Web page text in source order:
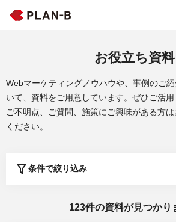
お役立ち資料
Webマーケティングノウハウや、事例のご
いて、資料をご用意しています。ぜひご活用
ご不明点、ご質問、施策にご興味がある方は
ください。
条件で絞り込み
123件の資料が見つかり